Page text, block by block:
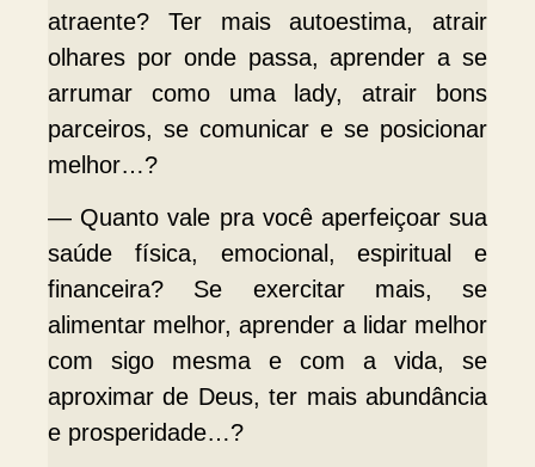
atraente? Ter mais autoestima, atrair
olhares por onde passa, aprender a se
arrumar como uma lady, atrair bons
parceiros, se comunicar e se posicionar
melhor…?
— Quanto vale pra você aperfeiçoar sua
saúde física, emocional, espiritual e
financeira? Se exercitar mais, se
alimentar melhor, aprender a lidar melhor
com sigo mesma e com a vida, se
aproximar de Deus, ter mais abundância
e prosperidade…?